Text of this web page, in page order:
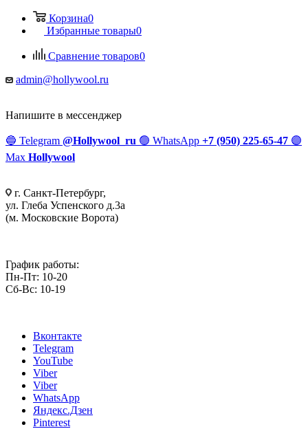
Корзина0
Избранные товары0
Сравнение товаров0
admin@hollywool.ru
Напишите в мессенджер
🔵 Telegram @Hollywool_ru 🟢 WhatsApp +7 (950) 225-65-47 🟣
Max Hollywool
г. Санкт-Петербург,
ул. Глеба Успенского д.3а
(м. Московские Ворота)
График работы:
Пн-Пт: 10-20
Сб-Вс: 10-19
Вконтакте
Telegram
YouTube
Viber
Viber
WhatsApp
Яндекс.Дзен
Pinterest